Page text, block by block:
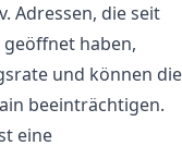
Adressen, die seit
geöffnet haben,
und können die
beeinträchtigen.
eine